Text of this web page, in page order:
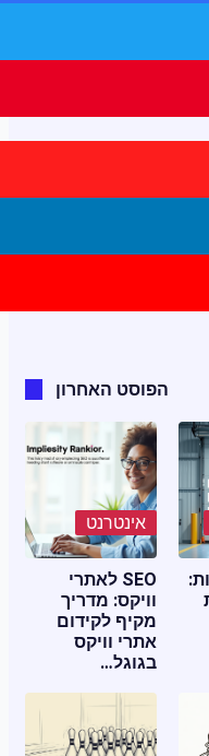
הפוסט האחרון
אינטרנט
SEO לאתרי
וויקס: מדריך
מקיף לקידום
אתרי וויקס
בגוגל…